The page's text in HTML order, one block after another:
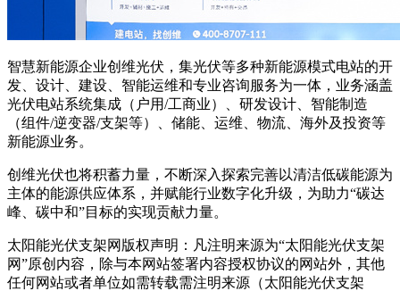
智慧新能源企业创维光伏，集光伏等多种新能源模式电站的开
发、设计、建设、智能运维和专业咨询服务为一体，业务涵盖
光伏电站系统集成（户用/工商业）、研发设计、智能制造
（组件/逆变器/支架等）、储能、运维、物流、海外及投资等
新能源业务。
创维光伏也将积蓄力量，不断深入探索完善以清洁低碳能源为
主体的能源供应体系，并赋能行业数字化升级，为助力“碳达
峰、碳中和”目标的实现贡献力量。
太阳能光伏支架网版权声明：凡注明来源为“太阳能光伏支架
网”原创内容，除与本网站签署内容授权协议的网站外，其他
任何网站或者单位如需转载需注明来源（太阳能光伏支架